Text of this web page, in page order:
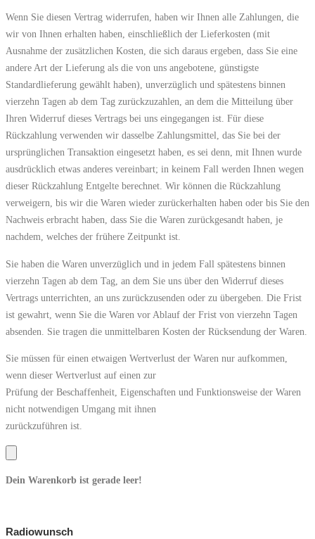
Wenn Sie diesen Vertrag widerrufen, haben wir Ihnen alle Zahlungen, die
wir von Ihnen erhalten haben, einschließlich der Lieferkosten (mit
Ausnahme der zusätzlichen Kosten, die sich daraus ergeben, dass Sie eine
andere Art der Lieferung als die von uns angebotene, günstigste
Standardlieferung gewählt haben), unverzüglich und spätestens binnen
vierzehn Tagen ab dem Tag zurückzuzahlen, an dem die Mitteilung über
Ihren Widerruf dieses Vertrags bei uns eingegangen ist. Für diese
Rückzahlung verwenden wir dasselbe Zahlungsmittel, das Sie bei der
ursprünglichen Transaktion eingesetzt haben, es sei denn, mit Ihnen wurde
ausdrücklich etwas anderes vereinbart; in keinem Fall werden Ihnen wegen
dieser Rückzahlung Entgelte berechnet. Wir können die Rückzahlung
verweigern, bis wir die Waren wieder zurückerhalten haben oder bis Sie den
Nachweis erbracht haben, dass Sie die Waren zurückgesandt haben, je
nachdem, welches der frühere Zeitpunkt ist.
Sie haben die Waren unverzüglich und in jedem Fall spätestens binnen
vierzehn Tagen ab dem Tag, an dem Sie uns über den Widerruf dieses
Vertrags unterrichten, an uns zurückzusenden oder zu übergeben. Die Frist
ist gewahrt, wenn Sie die Waren vor Ablauf der Frist von vierzehn Tagen
absenden. Sie tragen die unmittelbaren Kosten der Rücksendung der Waren.
Sie müssen für einen etwaigen Wertverlust der Waren nur aufkommen,
wenn dieser Wertverlust auf einen zur
Prüfung der Beschaffenheit, Eigenschaften und Funktionsweise der Waren
nicht notwendigen Umgang mit ihnen
zurückzuführen ist.
Dein Warenkorb ist gerade leer!
Radiowunsch